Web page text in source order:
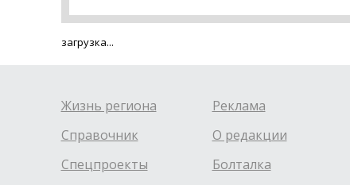
загрузка...
Жизнь региона
Справочник
Спецпроекты
Реклама
О редакции
Болталка